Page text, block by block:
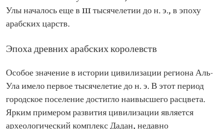
Улы началось еще в III тысячелетии до н. э., в эпоху
арабских царств.
Эпоха древних арабских королевств
Особое значение в истории цивилизации региона Аль-
Ула имело первое тысячелетие до н. э. В этот период
городское поселение достигло наивысшего расцвета.
Ярким примером развития цивилизации является
археологический комплекс Дадан, недавно